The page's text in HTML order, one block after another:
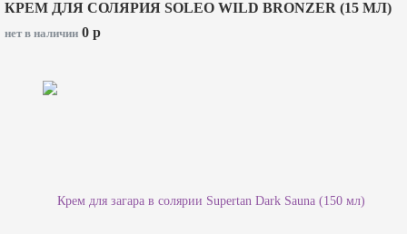
КРЕМ ДЛЯ СОЛЯРИЯ SOLEO WILD BRONZER (15 МЛ)
нет в наличии 0 p